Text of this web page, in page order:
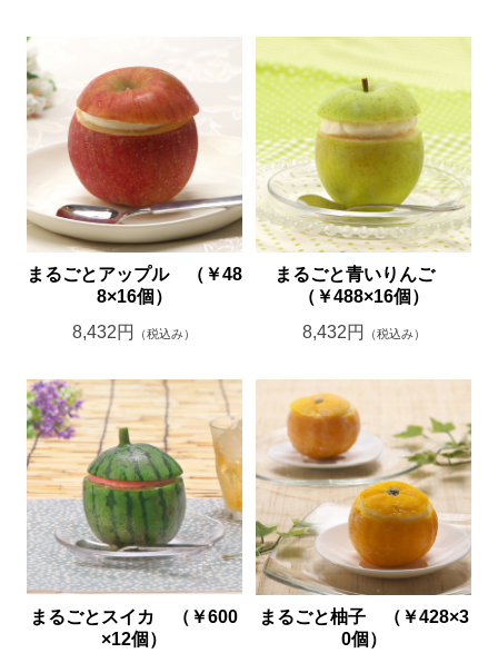
まるごとアップル （￥48
8×16個）
8,432円
（税込み）
まるごと青いりんご
（￥488×16個）
8,432円
（税込み）
まるごとスイカ （￥600
×12個）
まるごと柚子 （￥428×3
0個）